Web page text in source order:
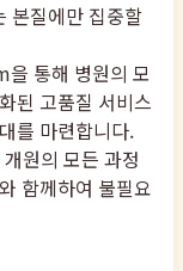
본질에만 집중할
통해 병원의 모
된 고품질 서비스
를 마련합니다.
원의 모든 과정
함께하여 불필요